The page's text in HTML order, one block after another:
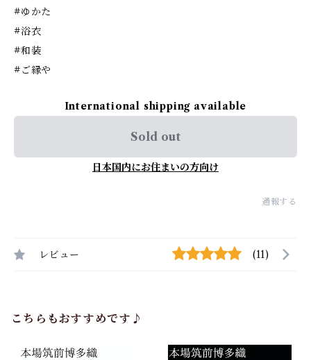
#ゆかた
#浴衣
#和装
#ご縁や
International shipping available
Sold out
日本国内にお住まいの方向け
通報する
レビュー (11)
こちらもおすすめです♪